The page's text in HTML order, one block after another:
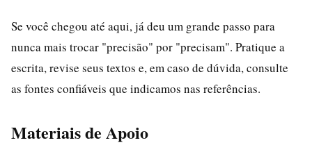
Se você chegou até aqui, já deu um grande passo para
nunca mais trocar "precisão" por "precisam". Pratique a
escrita, revise seus textos e, em caso de dúvida, consulte
as fontes confiáveis que indicamos nas referências.
Materiais de Apoio